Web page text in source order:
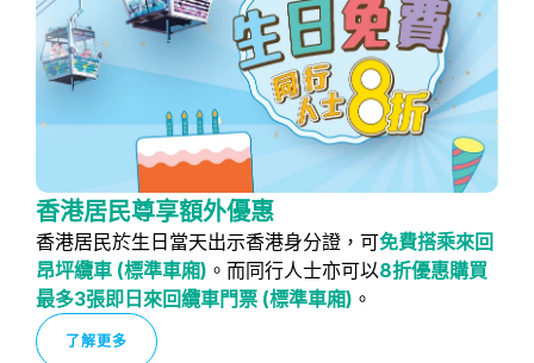
香港居民尊享額外優惠
香港居民於生日當天出示香港身分證，可免費搭乘來回
昂坪纜車 (標準車廂) 。而同行人士亦可以8折優惠購買
最多3張即日來回纜車門票 (標準車廂) 。
了解更多